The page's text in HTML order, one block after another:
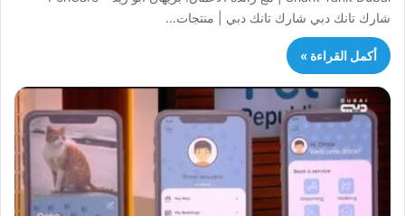
شارك تانك دبي شارك تانك دبي | منتجات…
أكمل القراءة »